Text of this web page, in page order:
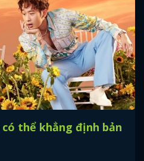
thể khẳng định bản